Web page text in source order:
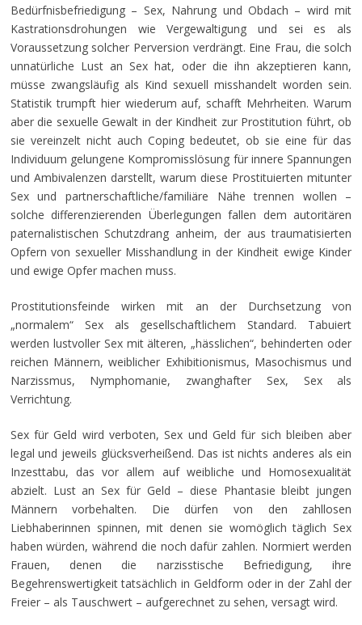
Bedürfnisbefriedigung – Sex, Nahrung und Obdach – wird mit
Kastrationsdrohungen wie Vergewaltigung und sei es als
Voraussetzung solcher Perversion verdrängt. Eine Frau, die solch
unnatürliche Lust an Sex hat, oder die ihn akzeptieren kann,
müsse zwangsläufig als Kind sexuell misshandelt worden sein.
Statistik trumpft hier wiederum auf, schafft Mehrheiten. Warum
aber die sexuelle Gewalt in der Kindheit zur Prostitution führt, ob
sie vereinzelt nicht auch Coping bedeutet, ob sie eine für das
Individuum gelungene Kompromisslösung für innere Spannungen
und Ambivalenzen darstellt, warum diese Prostituierten mitunter
Sex und partnerschaftliche/familiäre Nähe trennen wollen –
solche differenzierenden Überlegungen fallen dem autoritären
paternalistischen Schutzdrang anheim, der aus traumatisierten
Opfern von sexueller Misshandlung in der Kindheit ewige Kinder
und ewige Opfer machen muss.
Prostitutionsfeinde wirken mit an der Durchsetzung von
„normalem“ Sex als gesellschaftlichem Standard. Tabuiert
werden lustvoller Sex mit älteren, „hässlichen“, behinderten oder
reichen Männern, weiblicher Exhibitionismus, Masochismus und
Narzissmus, Nymphomanie, zwanghafter Sex, Sex als
Verrichtung.
Sex für Geld wird verboten, Sex und Geld für sich bleiben aber
legal und jeweils glücksverheißend. Das ist nichts anderes als ein
Inzesttabu, das vor allem auf weibliche und Homosexualität
abzielt. Lust an Sex für Geld – diese Phantasie bleibt jungen
Männern vorbehalten. Die dürfen von den zahllosen
Liebhaberinnen spinnen, mit denen sie womöglich täglich Sex
haben würden, während die noch dafür zahlen. Normiert werden
Frauen, denen die narzisstische Befriedigung, ihre
Begehrenswertigkeit tatsächlich in Geldform oder in der Zahl der
Freier – als Tauschwert – aufgerechnet zu sehen, versagt wird.